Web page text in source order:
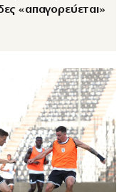
«απαγορεύεται»